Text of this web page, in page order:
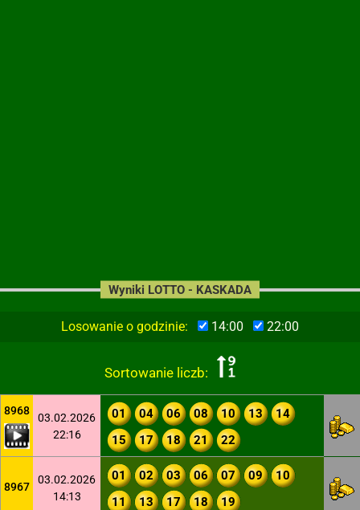
Losowanie o godzinie: 14:00 22:00
Sortowanie liczb:
Wyniki LOTTO - KASKADA
8968
03.02.2026
22:16
01 04 06 08 10 13
14
15
17 18 21 22
8967
03.02.2026
14:13
01 02 03 06 07 09
10
11
13 17 18 19